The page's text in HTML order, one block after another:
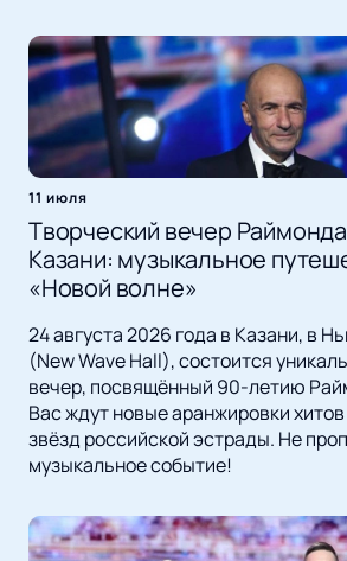
11 июля
Творческий вечер
Казани: музыкальное
«Новой волне»
24 августа 2026 года в Казани, в
(New Wave Hall), состоится
вечер, посвящённый 90-летию
Вас ждут новые аранжировки
звёзд российской эстрады. Не
музыкальное событие!